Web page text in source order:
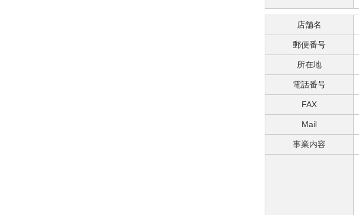
店舗名
郵便番号
所在地
電話番号
FAX
Mail
事業内容